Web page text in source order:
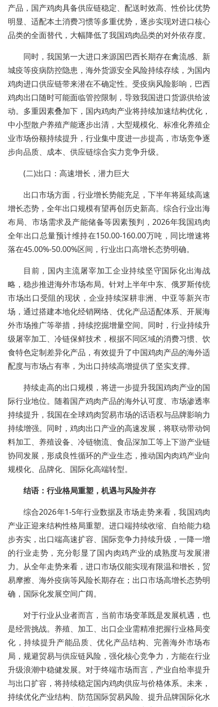
产品，国产鸡肉具备供应链稳定、配送时效高、性价比优势
明显、适配本土消费习惯等多重优势，逐步实现对进口核心
品类的全面替代，大幅降低了我国鸡肉品类的对外依存度。
同时，我国第一大进口来源国巴西长期存在禽流感、新
城疫等疫病防控隐患，海外货源安全风险持续存续，为国内
鸡肉进口供应链带来潜在不确定性。受疫病风险影响，巴西
鸡肉出口随时可能面临管控限制，导致我国进口货源供给波
动。多重因素叠加下，国内鸡肉产业将持续加速结构优化，
中小型散户养殖产能逐步出清，大型规模化、标准化养殖企
业市场份额持续提升，行业集中度进一步提高，市场竞争逐
步向品质、成本、供应链综合实力竞争升级。
(二)出口：高速增长，潜力巨大
出口市场方面，行业增长势能充足，下半年将延续高速
增长态势，全年出口规模有望再创历史新高。综合行业出海
布局、市场需求及产能储备等因素预判，2026年我国鸡肉
全年出口总量预计维持在150.00-160.00万吨，同比增速将
落在45.00%-50.00%区间，行业出口高增长态势明确。
目前，国内主流屠宰加工企业持续坚守国际化出海战
略，稳步推进海外市场布局。针对上半年中东、俄罗斯传统
市场出口受阻的现状，企业持续深耕非洲、中亚等新兴市
场，通过搭建本地化经销网络、优化产品适配体系、开展海
外市场推广等举措，持续挖掘增量空间。同时，行业持续升
级屠宰加工、冷链保鲜技术，根据不同区域的消费习惯、饮
食特色定制差异化产品，有效提升了中国鸡肉产品的海外适
配度与市场占有率，为出口持续高增提供了坚实支撑。
持续走高的出口规模，将进一步提升我国鸡肉产业的国
际行业地位。随着国产鸡肉产品的海外认可度、市场渗透率
持续提升，我国在全球鸡肉贸易市场的话语权与品牌影响力
持续增强。同时，鸡肉出口产业的高速发展，将联动带动饲
料加工、养殖设备、冷链物流、食品深加工等上下游产业链
协同发展，形成良性循环的产业生态，推动国内肉鸡产业向
规模化、品牌化、国际化高端转型。
结语：行业格局重塑，机遇与风险并存
综合2026年1-5年行业数据及市场走势来看，我国鸡肉
产业正迎来结构性格局重塑。进口端持续收缩、自给能力稳
步夯实，出口端高速扩容、国际竞争力持续升级，一降一增
的行业走势，充分彰显了国内肉鸡产业的成熟度与发展潜
力。从全年走势来看，进口市场仅能实现有限温和增长，贸
易摩擦、海外疫病等风险长期存在；出口市场高增长态势明
确，国际化发展空间广阔。
对于行业从业者而言，当前市场变革既是发展机遇，也
是经营挑战。养殖、加工、出口企业需精准把握行业格局变
化，持续提升产能品质、优化产品结构、完善海外市场布
局，规避贸易与供应链风险，强化核心竞争力，方能在行业
升级浪潮中稳健发展。对于终端市场而言，产业自给率提升
与出口扩容，将持续稳定国内鸡肉供应与价格体系。未来，
持续优化产业结构、防范国际贸易风险、提升品牌国际化水